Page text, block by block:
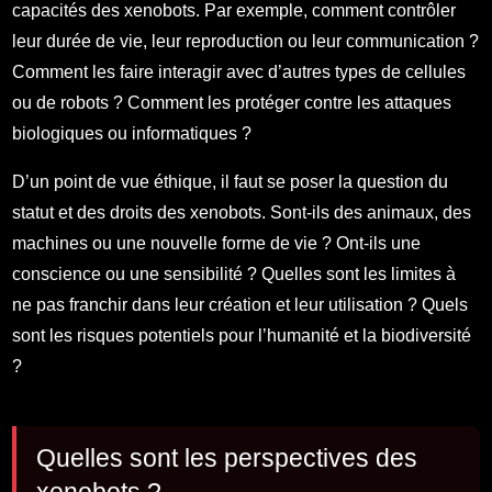
capacités des xenobots. Par exemple, comment contrôler
leur durée de vie, leur reproduction ou leur communication ?
Comment les faire interagir avec d’autres types de cellules
ou de robots ? Comment les protéger contre les attaques
biologiques ou informatiques ?
D’un point de vue éthique, il faut se poser la question du
statut et des droits des xenobots. Sont-ils des animaux, des
machines ou une nouvelle forme de vie ? Ont-ils une
conscience ou une sensibilité ? Quelles sont les limites à
ne pas franchir dans leur création et leur utilisation ? Quels
sont les risques potentiels pour l’humanité et la biodiversité
?
Quelles sont les perspectives des